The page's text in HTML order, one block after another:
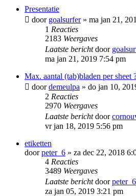
Presentatie
door goalsurfer» ma jan 21,
1 Reacties
2183 Weergaves
Laatste berichtdoor
ma jan 21, 2019 7:54 pm
Max. aantal (tab)bladen per sheet
doordemeulpa » do jan 10,
2 Reacties
2970 Weergaves
Laatste berichtdoor
vr jan 18, 2019 5:56 pm
etiketten
doorpeter_6 » za dec 22, 2018
4 Reacties
3489 Weergaves
Laatste berichtdoorpeter_6
za jan 05, 2019 3:21 pm